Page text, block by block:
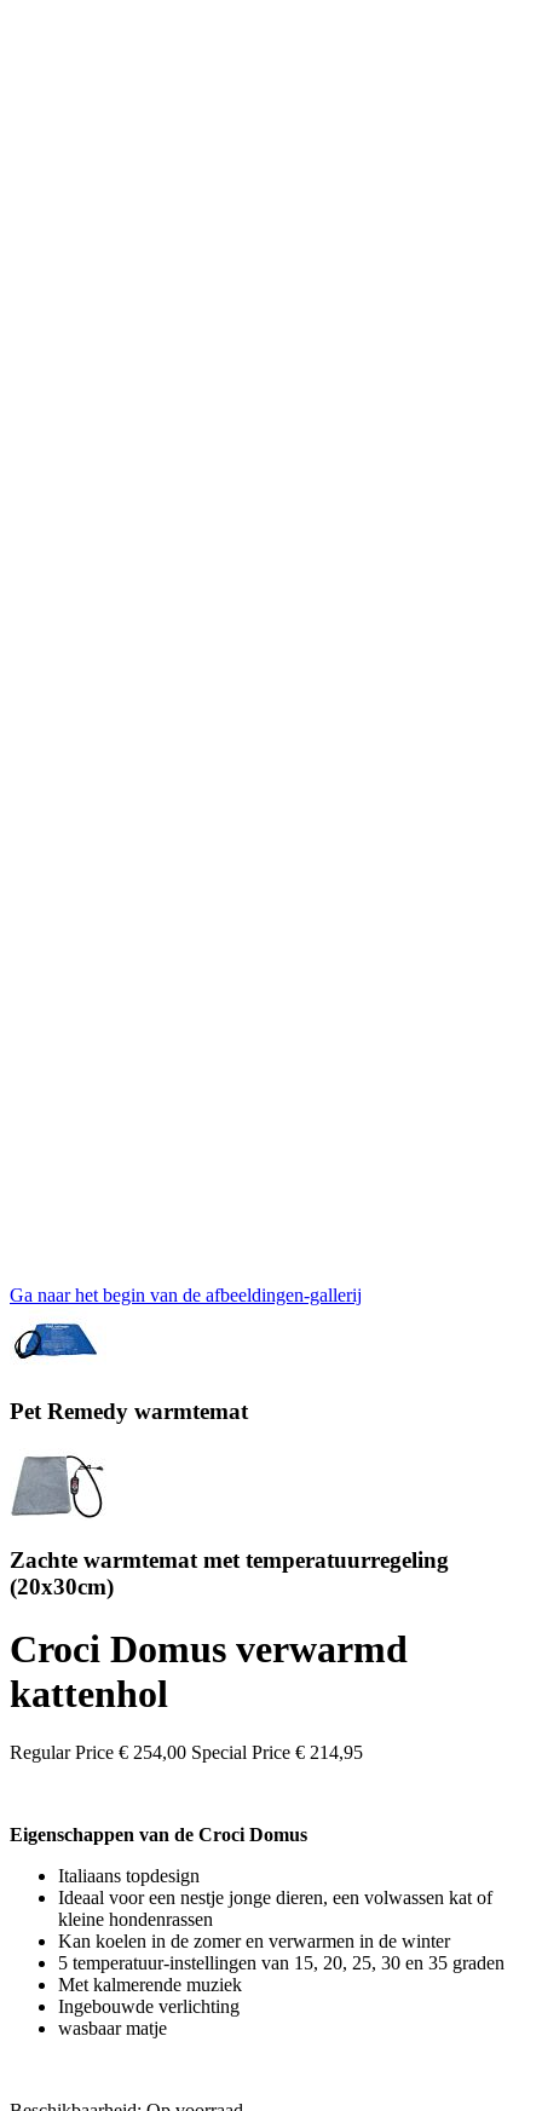
Ga naar het begin van de afbeeldingen-gallerij
Pet Remedy warmtemat
Zachte warmtemat met temperatuurregeling
(20x30cm)
Croci Domus verwarmd
kattenhol
Regular Price € 254,00 Special Price € 214,95
Eigenschappen van de Croci Domus
Italiaans topdesign
Ideaal voor een nestje jonge dieren, een volwassen kat of
kleine hondenrassen
Kan koelen in de zomer en verwarmen in de winter
5 temperatuur-instellingen van 15, 20, 25, 30 en 35 graden
Met kalmerende muziek
Ingebouwde verlichting
wasbaar matje